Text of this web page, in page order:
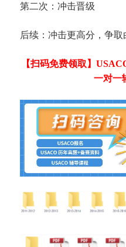
第二次：冲击晋级
后续：冲击更高分，争取
【扫码免费领取】
一对一